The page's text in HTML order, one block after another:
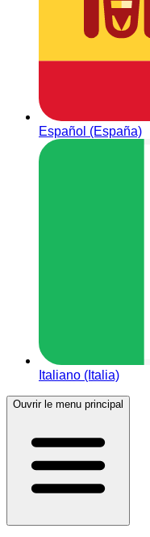
Español (España)
Italiano (Italia)
Ouvrir le menu principal